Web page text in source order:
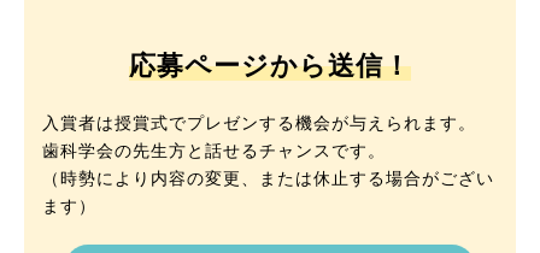
応募ページから送信！
入賞者は授賞式でプレゼンする機会が与えられます。
歯科学会の先生方と話せるチャンスです。
（時勢により内容の変更、または休止する場合がござい
ます）